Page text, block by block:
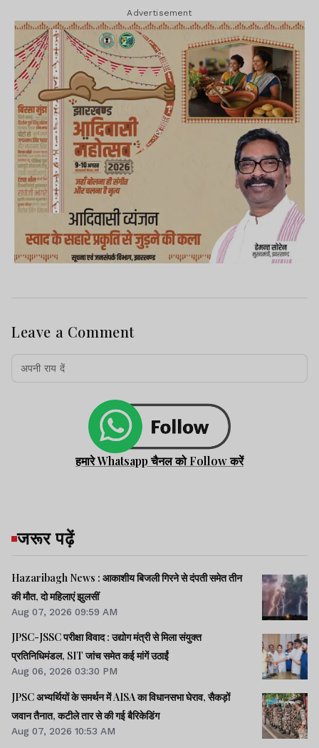
Advertisement
Leave a Comment
हमारे Whatsapp चैनल को Follow करें
जरूर पढ़ें
Hazaribagh News : आकाशीय बिजली गिरने से दंपती समेत तीन
की मौत, दो महिलाएं झुलसीं
Aug 07, 2026 09:59 AM
JPSC-JSSC परीक्षा विवाद : उद्योग मंत्री से मिला संयुक्त
प्रतिनिधिमंडल, SIT जांच समेत कई मांगें उठाईं
Aug 06, 2026 03:30 PM
JPSC अभ्यर्थियों के समर्थन में AISA का विधानसभा घेराव, सैकड़ों
जवान तैनात, कटीले तार से की गई बैरिकेडिंग
Aug 07, 2026 10:53 AM